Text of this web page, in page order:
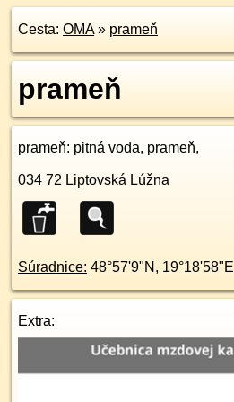
Cesta: OMA» prameň
prameň
prameň: pitná voda, prameň,
034 72 Liptovská Lúžna
Súradnice: 48°57'9"N , 19°18'58"E
Extra: